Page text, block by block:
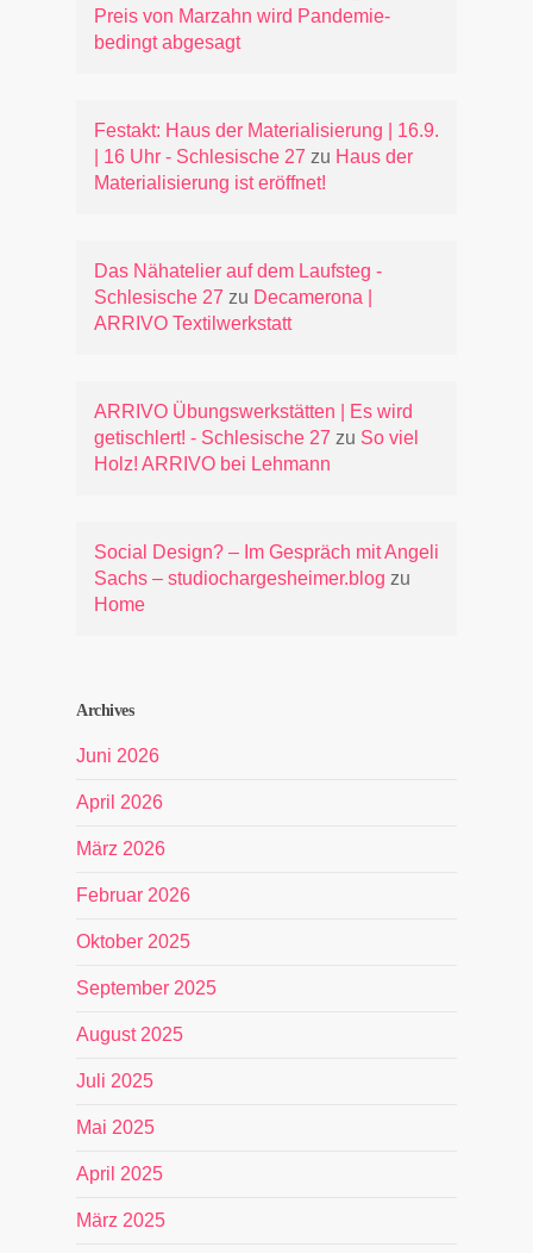
Preis von Marzahn wird Pandemie-
bedingt abgesagt
Festakt: Haus der Materialisierung | 16.9.
| 16 Uhr - Schlesische 27 zu Haus der
Materialisierung ist eröffnet!
Das Nähatelier auf dem Laufsteg -
Schlesische 27 zu Decamerona |
ARRIVO Textilwerkstatt
ARRIVO Übungswerkstätten | Es wird
getischlert! - Schlesische 27 zu So viel
Holz! ARRIVO bei Lehmann
Social Design? – Im Gespräch mit Angeli
Sachs – studiochargesheimer.blog zu
Home
Archives
Juni 2026
April 2026
März 2026
Februar 2026
Oktober 2025
September 2025
August 2025
Juli 2025
Mai 2025
April 2025
März 2025